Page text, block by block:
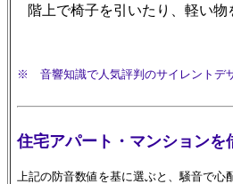
階上で椅子を引いたり、軽い
※ 音響知識で人気評判のサイレントデ
住宅アパート・マンションを
上記の防音数値を基に選ぶと、騒音で